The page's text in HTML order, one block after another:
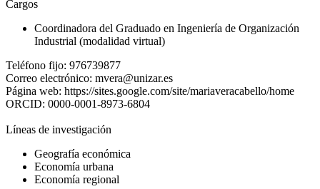
Cargos
Coordinadora del Graduado en Ingeniería de Organización
Industrial (modalidad virtual)
Teléfono fijo: 976739877
Correo electrónico: mvera@unizar.es
Página web: https://sites.google.com/site/mariaveracabello/home
ORCID: 0000-0001-8973-6804
Líneas de investigación
Geografía económica
Economía urbana
Economía regional